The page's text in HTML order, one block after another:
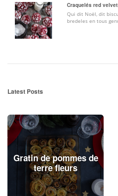
Craquelés red velvet
Qui dit Noël, dit
bredeles en tous
Latest Posts
Gratin de pommes de
terre fleurs